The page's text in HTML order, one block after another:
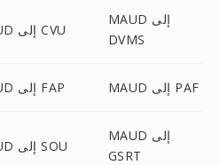
MAUD إلى CVU
MAUD إلى
DVMS
MAUD إلى FAP MAUD إلى PAF
MAUD إلى SOU
MAUD إلى
GSRT